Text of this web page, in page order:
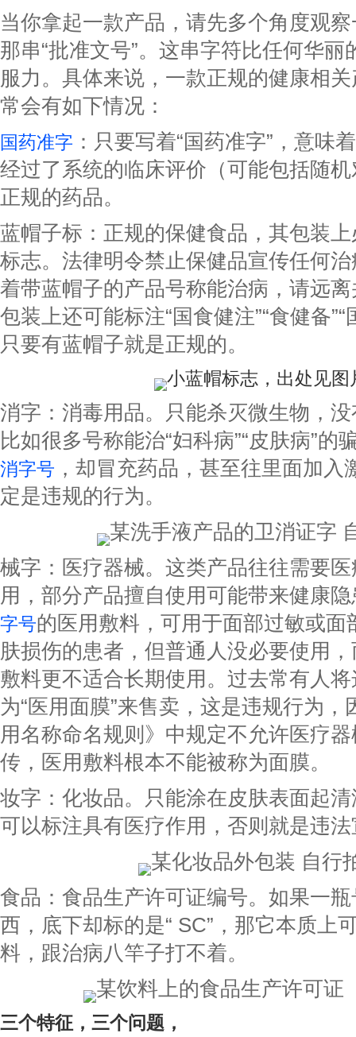
当你拿起一款产品，请先多个角度观
那串“批准文号”。这串字符比任何华丽
服力。具体来说，一款正规的健康相
常会有如下情况：
国药准字 ：只要写着“国药准字”，意味
经过了系统的临床评价（可能包括随
正规的药品。
蓝帽子标：正规的保健食品，其包装上
标志。法律明令禁止保健品宣传任何
着带蓝帽子的产品号称能治病，请远
包装上还可能标注“国食健注”“食健备
只要有蓝帽子就是正规的。
小蓝帽标志，出处见图
消字：消毒用品。只能杀灭微生物，
比如很多号称能治“妇科病”“皮肤病”的
消字号 ，却冒充药品，甚至往里面加入
定是违规的行为。
某洗手液产品的卫消证字
械字：医疗器械。这类产品往往需要
用，部分产品擅自使用可能带来健康
字号的医用敷料，可用于面部过敏或面
肤损伤的患者，但普通人没必要使用
敷料更不适合长期使用。过去常有人
为“医用面膜”来售卖，这是违规行为
用名称命名规则》中规定不允许医疗
传，医用敷料根本不能被称为面膜。
妆字：化妆品。只能涂在皮肤表面起
可以标注具有医疗作用，否则就是违
某化妆品外包装 自行
食品：食品生产许可证编号。如果一
西，底下却标的是“ SC”，那它本质上
料，跟治病八竿子打不着。
某饮料上的食品生产许可证
三个特征，三个问题，